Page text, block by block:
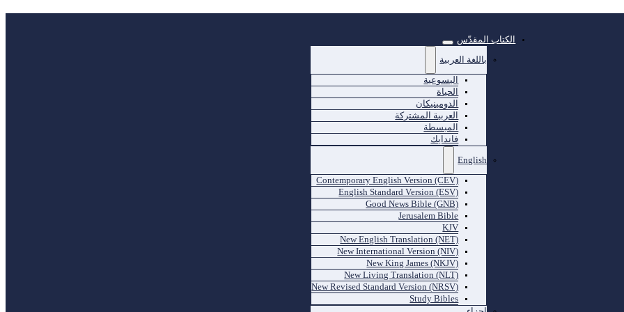
الكتاب المقدّس
باللغة العربية
اليسوعية
الحياة
الدومينيكان
العربية المشتركة
المبسطة
فاندايك
English
Contemporary English Version (CEV)
English Standard Version (ESV)
Good News Bible (GNB)
Jerusalem Bible
KJV
New English Translation (NET)
New International Version (NIV)
New King James (NKJV)
New Living Translation (NLT)
New Revised Standard Version (NRSV)
Study Bibles